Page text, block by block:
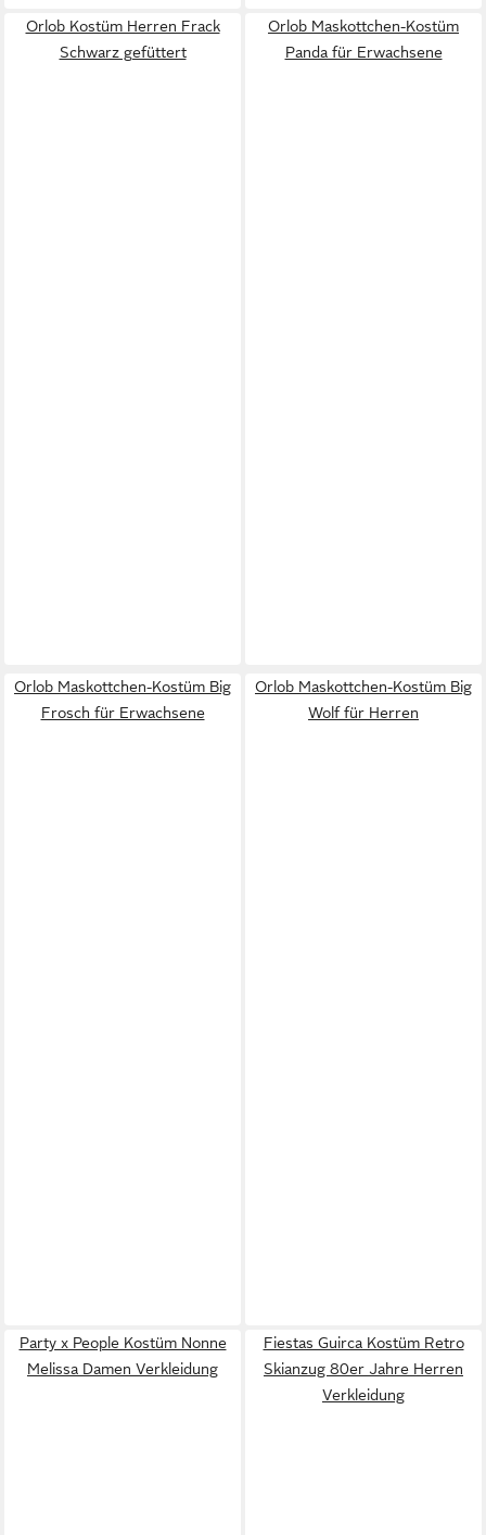
Orlob Kostüm Herren Frack
Schwarz gefüttert
Orlob Maskottchen-Kostüm
Panda für Erwachsene
Orlob Maskottchen-Kostüm Big
Frosch für Erwachsene
Orlob Maskottchen-Kostüm Big
Wolf für Herren
Party x People Kostüm Nonne
Melissa Damen Verkleidung
Fiestas Guirca Kostüm Retro
Skianzug 80er Jahre Herren
Verkleidung